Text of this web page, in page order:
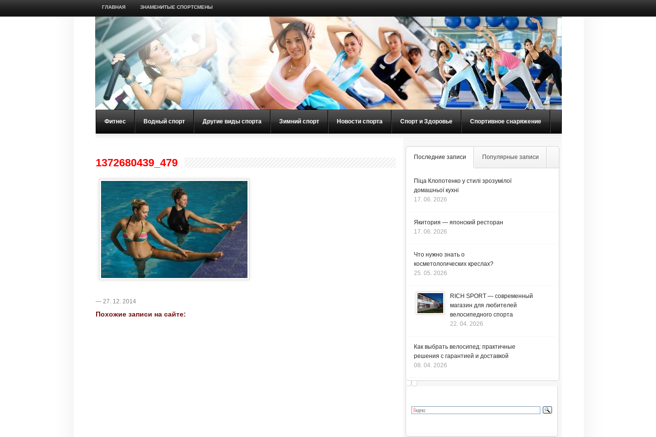
ГЛАВНАЯ ЗНАМЕНИТЫЕ СПОРТСМЕНЫ
Фитнес Водный спорт Другие виды спорта Зимний спорт Новости спорта Спорт и Здоровье Спортивное снаряжение
1372680439_479
— 27. 12. 2014
Похожие записи на сайте:
Последние записи Популярные записи
Піца Клопотенко у стилі зрозумілої
домашньої кухні
17. 06. 2026
Якитория — японский ресторан
17. 06. 2026
Что нужно знать о
косметологических креслах?
25. 05. 2026
RICH SPORT — современный
магазин для любителей
велосипедного спорта
22. 04. 2026
Как выбрать велосипед: практичные
решения с гарантией и доставкой
08. 04. 2026